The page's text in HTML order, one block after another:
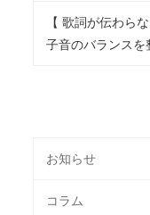
【 歌詞が伝わら
子音のバランスを
お知らせ
コラム